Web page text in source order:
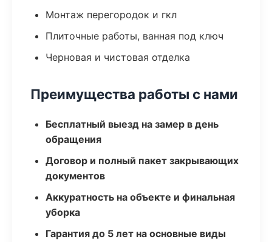
Монтаж перегородок и гкл
Плиточные работы, ванная под ключ
Черновая и чистовая отделка
Преимущества работы с нами
Бесплатный выезд на замер в день
обращения
Договор и полный пакет закрывающих
документов
Аккуратность на объекте и финальная
уборка
Гарантия до 5 лет на основные виды